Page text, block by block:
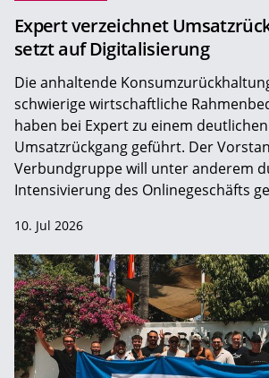
Expert verzeichnet
setzt auf Digitalisierung
Die anhaltende
schwierige wirtschaftliche
haben bei Expert zu einem deutlichen
Umsatzrückgang geführt. Der
Verbundgruppe will unter anderem
Intensivierung des Onlinegeschäfts
10. Jul 2026